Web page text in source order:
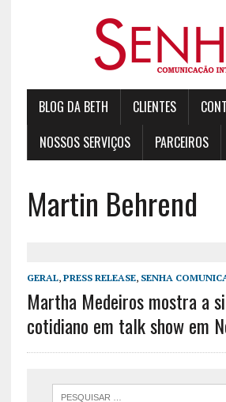
BLOG DA BETH CLIENTES
NOSSOS SERVIÇOS
PARCEIROS
Martin Behrend
GERAL, PRESS RELEASE, SENHA
Martha Medeiros mostra a
cotidiano em talk show em